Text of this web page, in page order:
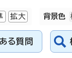
拡大 背景色
る質問